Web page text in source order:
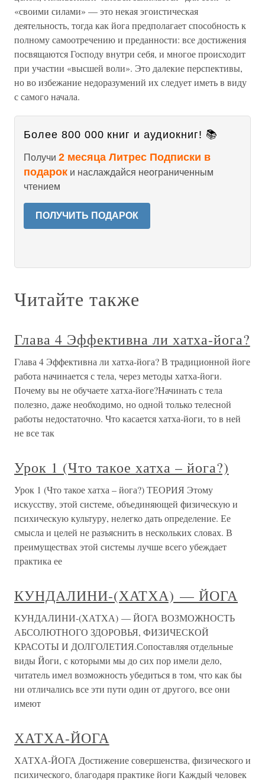
«своими силами» — это некая эгоистическая
деятельность, тогда как йога предполагает способность к
полному самоотречению и преданности: все достижения
посвящаются Господу внутри себя, и многое происходит
при участии «высшей воли». Это далекие перспективы,
но во избежание недоразумений их следует иметь в виду
с самого начала.
Более 800 000 книг и аудиокниг! 📚
Получи 2 месяца Литрес Подписки в
подарок и наслаждайся неограниченным
чтением
ПОЛУЧИТЬ ПОДАРОК
Читайте также
Глава 4 Эффективна ли хатха-йога?
Глава 4 Эффективна ли хатха-йога? В традиционной йоге
работа начинается с тела, через методы хатха-йоги.
Почему вы не обучаете хатха-йоге?Начинать с тела
полезно, даже необходимо, но одной только телесной
работы недостаточно. Что касается хатха-йоги, то в ней
не все так
Урок 1 (Что такое хатха – йога?)
Урок 1 (Что такое хатха – йога?) ТЕОРИЯ Этому
искусству, этой системе, объединяющей физическую и
психическую культуру, нелегко дать определение. Ее
смысла и целей не разъяснить в нескольких словах. В
преимуществах этой системы лучше всего убеждает
практика ее
КУНДАЛИНИ-(ХАТХА) — ЙОГА
КУНДАЛИНИ-(ХАТХА) — ЙОГА ВОЗМОЖНОСТЬ
АБСОЛЮТНОГО ЗДОРОВЬЯ, ФИЗИЧЕСКОЙ
КРАСОТЫ И ДОЛГОЛЕТИЯ.Сопоставляя отдельные
виды Йоги, с которыми мы до сих пор имели дело,
читатель имел возможность убедиться в том, что как бы
ни отличались все эти пути один от другого, все они
имеют
ХАТХА-ЙОГА
ХАТХА-ЙОГА Достижение совершенства, физического и
психического, благодаря практике йоги Каждый человек